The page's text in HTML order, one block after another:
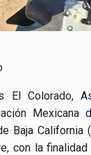
El Colorado,
Mexicana
Baja
con la